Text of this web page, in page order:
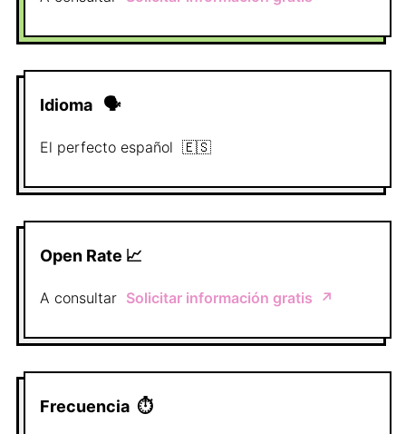
Idioma 🗣
El perfecto español 🇪🇸
Open Rate 📈
A consultar Solicitar información gratis ↗️
Frecuencia ⏱